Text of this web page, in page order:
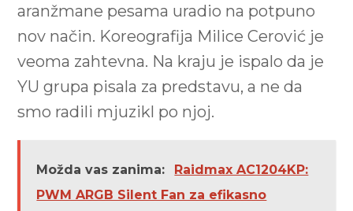
aranžmane pesama uradio na potpuno
nov način. Koreografija Milice Cerović je
veoma zahtevna. Na kraju je ispalo da je
YU grupa pisala za predstavu, a ne da
smo radili mjuzikl po njoj.
Možda vas zanima:
Raidmax AC1204KP:
PWM ARGB Silent Fan za efikasno